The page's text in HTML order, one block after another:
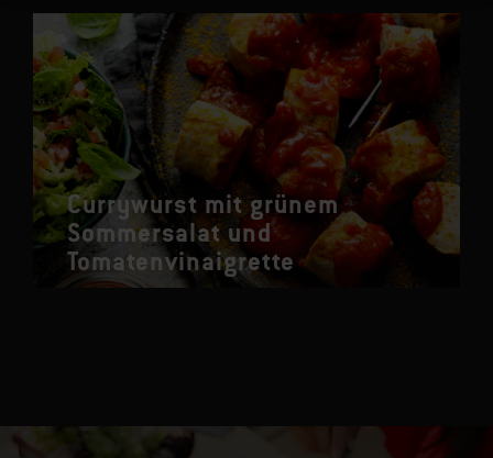
Currywurst mit grünem
Sommersalat und
Tomatenvinaigrette